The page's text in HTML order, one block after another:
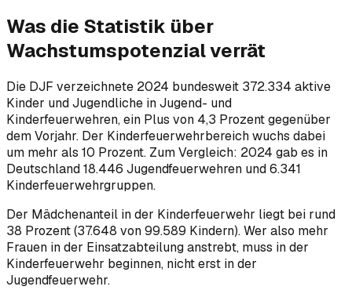
Was die Statistik über
Wachstumspotenzial verrät
Die DJF verzeichnete 2024 bundesweit 372.334 aktive
Kinder und Jugendliche in Jugend- und
Kinderfeuerwehren, ein Plus von 4,3 Prozent gegenüber
dem Vorjahr. Der Kinderfeuerwehrbereich wuchs dabei
um mehr als 10 Prozent. Zum Vergleich: 2024 gab es in
Deutschland 18.446 Jugendfeuerwehren und 6.341
Kinderfeuerwehrgruppen.
Der Mädchenanteil in der Kinderfeuerwehr liegt bei rund
38 Prozent (37.648 von 99.589 Kindern). Wer also mehr
Frauen in der Einsatzabteilung anstrebt, muss in der
Kinderfeuerwehr beginnen, nicht erst in der
Jugendfeuerwehr.